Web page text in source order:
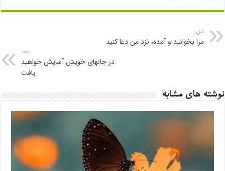
قبل
مرا بخوانید و آمده، نزد من دعا کنید
بعد
در جانهای خویش آسایش خواهید
یافت
نوشته های مشابه